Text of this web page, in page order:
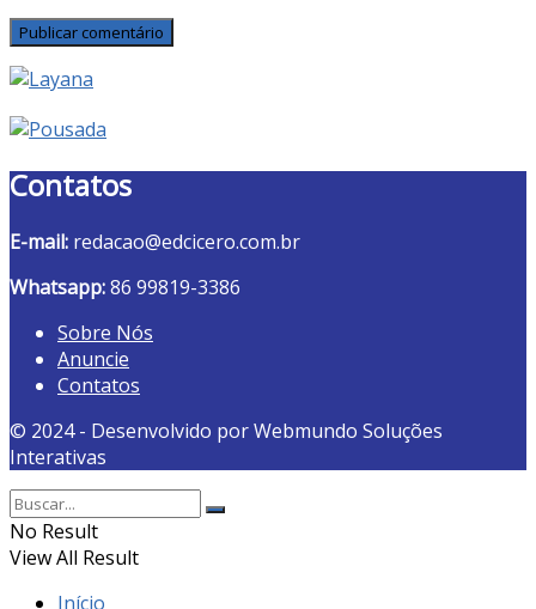
Contatos
E-mail: redacao@edcicero.com.br
Whatsapp:86 99819-3386
Sobre Nós
Anuncie
Contatos
© 2024 - Desenvolvido por Webmundo Soluções
Interativas
No Result
View All Result
Início